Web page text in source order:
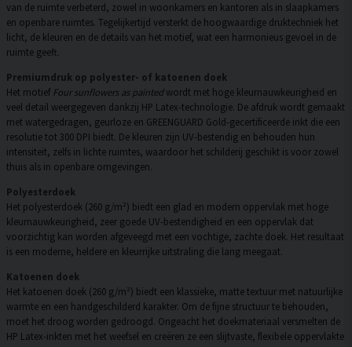
van de ruimte verbeterd, zowel in woonkamers en kantoren als in slaapkamers
en openbare ruimtes. Tegelijkertijd versterkt de hoogwaardige druktechniek het
licht, de kleuren en de details van het motief, wat een harmonieus gevoel in de
ruimte geeft.
Premiumdruk op polyester- of katoenen doek
Het motief Four sunflowers as paintedwordt met hoge kleurnauwkeurigheid en
veel detail weergegeven dankzij HP Latex-technologie. De afdruk wordt gemaakt
met watergedragen, geurloze en GREENGUARD Gold-gecertificeerde inkt die een
resolutie tot 300 DPI biedt. De kleuren zijn UV-bestendig en behouden hun
intensiteit, zelfs in lichte ruimtes, waardoor het schilderij geschikt is voor zowel
thuis als in openbare omgevingen.
Polyesterdoek
Het polyesterdoek (260 g/m²) biedt een glad en modern oppervlak met hoge
kleurnauwkeurigheid, zeer goede UV-bestendigheid en een oppervlak dat
voorzichtig kan worden afgeveegd met een vochtige, zachte doek. Het resultaat
is een moderne, heldere en kleurrijke uitstraling die lang meegaat.
Katoenen doek
Het katoenen doek (260 g/m²) biedt een klassieke, matte textuur met natuurlijke
warmte en een handgeschilderd karakter. Om de fijne structuur te behouden,
moet het droog worden gedroogd. Ongeacht het doekmateriaal versmelten de
HP Latex-inkten met het weefsel en creëren ze een slijtvaste, flexibele oppervlakte